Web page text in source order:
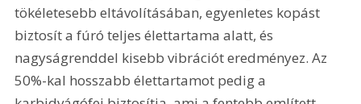
tökéletesebb eltávolításában, egyenletes kopást
biztosít a fúró teljes élettartama alatt, és
nagyságrenddel kisebb vibrációt eredményez. Az
50%-kal hosszabb élettartamot pedig a